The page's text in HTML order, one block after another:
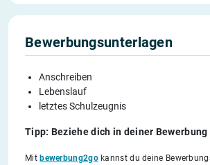
Bewerbungsunterlagen
Anschreiben
Lebenslauf
letztes Schulzeugnis
Tipp: Beziehe dich in deiner Bewerbung
Mit bewerbung2gokannst du deine